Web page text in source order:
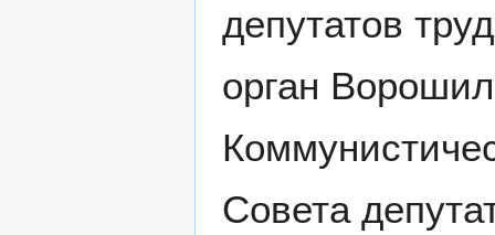
депутатов
орган
Совета